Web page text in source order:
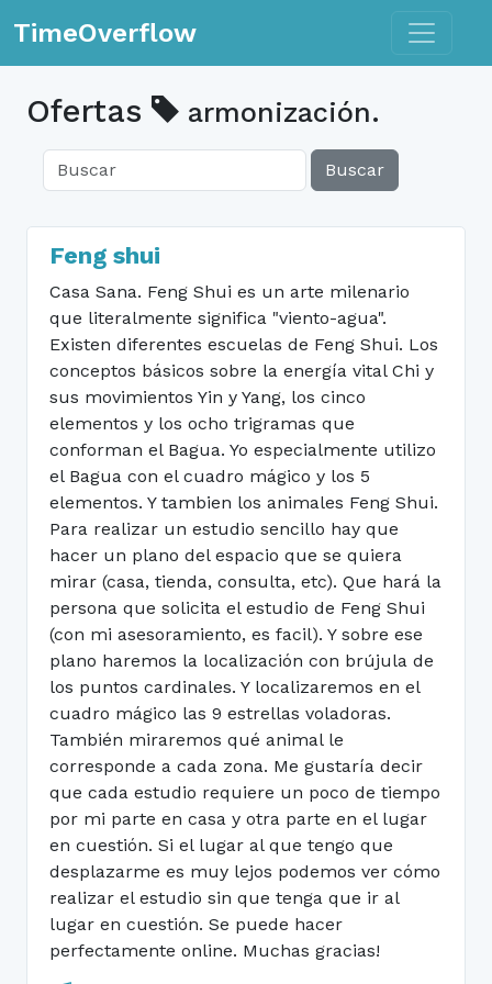
TimeOverflow Toggle
Ofertas armonización.
Buscar
Feng shui
Casa Sana. Feng Shui es un arte milenario
que literalmente significa "viento-agua".
Existen diferentes escuelas de Feng Shui. Los
conceptos básicos sobre la energía vital Chi y
sus movimientos Yin y Yang, los cinco
elementos y los ocho trigramas que
conforman el Bagua. Yo especialmente utilizo
el Bagua con el cuadro mágico y los 5
elementos. Y tambien los animales Feng Shui.
Para realizar un estudio sencillo hay que
hacer un plano del espacio que se quiera
mirar (casa, tienda, consulta, etc). Que hará la
persona que solicita el estudio de Feng Shui
(con mi asesoramiento, es facil). Y sobre ese
plano haremos la localización con brújula de
los puntos cardinales. Y localizaremos en el
cuadro mágico las 9 estrellas voladoras.
También miraremos qué animal le
corresponde a cada zona. Me gustaría decir
que cada estudio requiere un poco de tiempo
por mi parte en casa y otra parte en el lugar
en cuestión. Si el lugar al que tengo que
desplazarme es muy lejos podemos ver cómo
realizar el estudio sin que tenga que ir al
lugar en cuestión. Se puede hacer
perfectamente online. Muchas gracias!